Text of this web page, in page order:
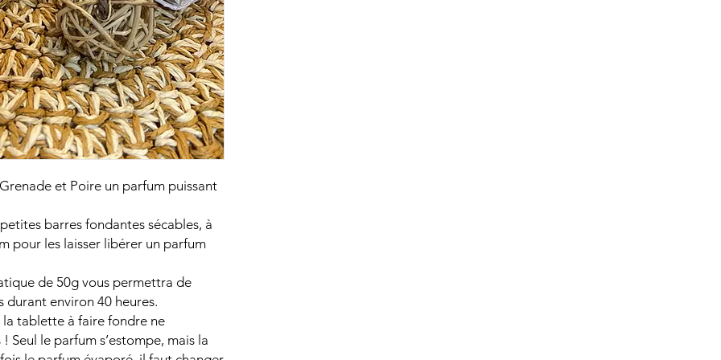
et Poire un parfum puissant
barres fondantes sécables, à
pour les laisser libérer un parfum
de 50g vous permettra de
durant environ 40 heures.
la tablette à faire fondre ne
Seul le parfum s’estompe, mais la